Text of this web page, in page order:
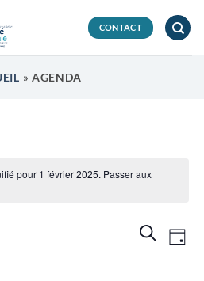
CONTACT
» AGENDA
pour 1 février 2025. Passer aux
de
vues
JOUR